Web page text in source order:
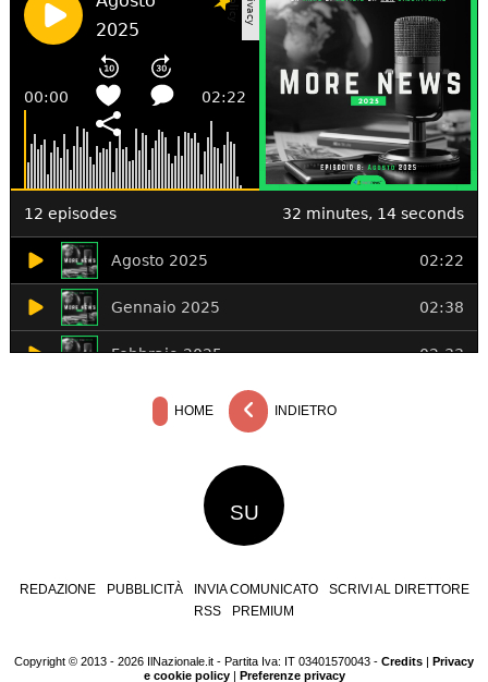
HOME INDIETRO
SU
REDAZIONE PUBBLICITÀ INVIA COMUNICATO
SCRIVI AL DIRETTORE
RSS
PREMIUM
Copyright © 2013 - 2026 IlNazionale.it - Partita Iva: IT 03401570043 - Credits | Privacy
e cookie policy| Preferenze privacy